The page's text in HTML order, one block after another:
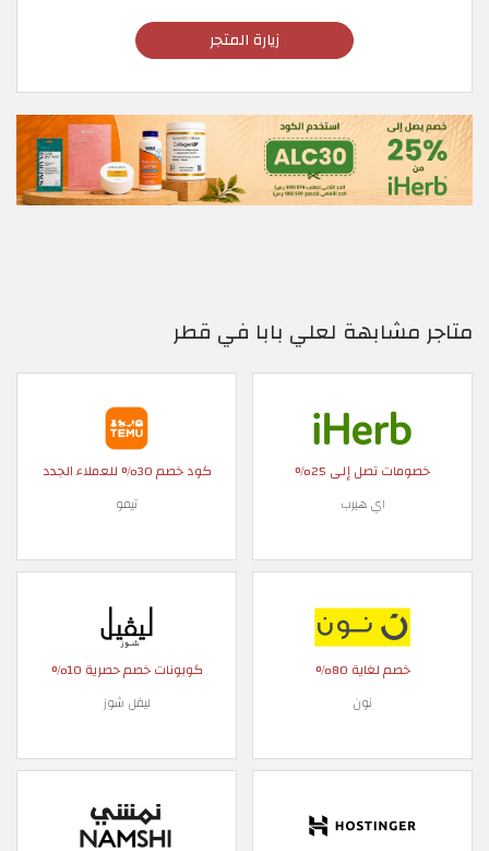
زيارة المتجر
متاجر مشابهة لعلي بابا في قطر
خصومات تصل إلى 25%
اي هيرب
كود خصم 30% للعملاء الجدد
تيمو
خصم لغاية 80%
نون
كوبونات خصم حصرية 10%
ليفل شوز